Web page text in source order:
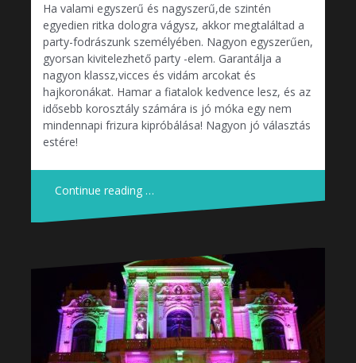
Ha valami egyszerű és nagyszerű,de szintén
egyedien ritka dologra vágysz, akkor megtaláltad a
party-fodrászunk személyében. Nagyon egyszerűen,
gyorsan kivitelezhető party -elem. Garantálja a
nagyon klassz,vicces és vidám arcokat és
hajkoronákat. Hamar a fiatalok kedvence lesz, és az
idősebb korosztály számára is jó móka egy nem
mindennapi frizura kipróbálása! Nagyon jó választás
estére!
Continue reading …